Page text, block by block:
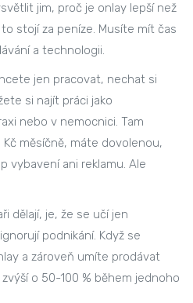
jim, proč je onlay lepší než
stojí za peníze. Musíte mít čas
a technologii.
jen pracovat, nechat si
si najít práci jako
nebo v nemocnici. Tam
měsíčně, máte dovolenou,
vybavení ani reklamu. Ale
dělají, je, že se učí jen
podnikání. Když se
a zároveň umíte prodávat
o 50-100 % během jednoho